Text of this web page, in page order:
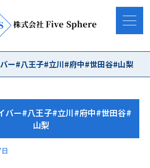
ー#八王子#立川#府中#世田谷#山梨
バー#八王子#立川#府中#世田谷#
山梨